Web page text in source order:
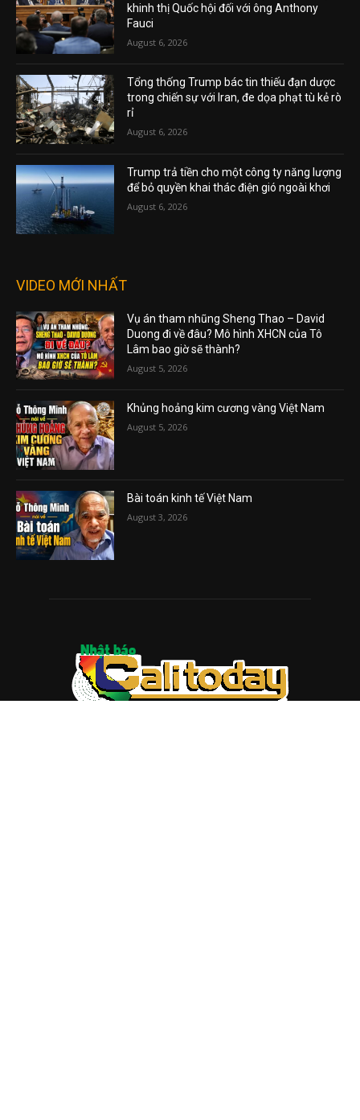
khinh thị Quốc hội đối với ông Anthony
Fauci
August 6, 2026
Tổng thống Trump bác tin thiếu đạn dược
trong chiến sự với Iran, đe dọa phạt tù kẻ rò
rỉ
August 6, 2026
Trump trả tiền cho một công ty năng lượng
để bỏ quyền khai thác điện gió ngoài khơi
August 6, 2026
VIDEO MỚI NHẤT
Vụ án tham nhũng Sheng Thao – David
Duong đi về đâu? Mô hình XHCN của Tô
Lâm bao giờ sẽ thành?
August 5, 2026
Khủng hoảng kim cương vàng Việt Nam
August 5, 2026
Bài toán kinh tế Việt Nam
August 3, 2026